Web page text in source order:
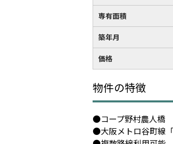
専有面積
築年月
価格
物件の特徴
●コープ野村農人橋
●大阪メトロ谷町線